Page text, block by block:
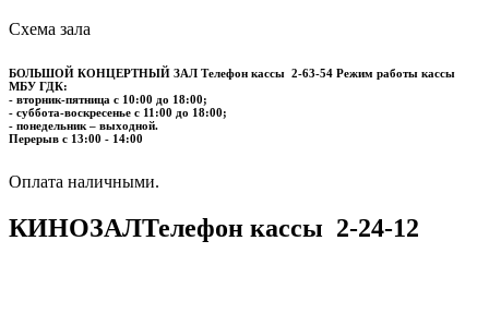
Схема зала
БОЛЬШОЙ КОНЦЕРТНЫЙ ЗАЛ Телефон кассы 2-63-54 Режим работы кассы
МБУ ГДК:
- вторник-пятница с 10:00 до 18:00;
- суббота-воскресенье с 11:00 до 18:00;
- понедельник – выходной.
Перерыв с 13:00 - 14:00
​​​​​​​Оплата наличными.
КИНОЗАЛТелефон кассы 2-24-12